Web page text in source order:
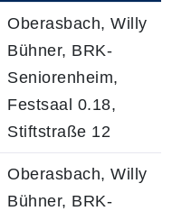
Oberasbach, Willy
Bühner, BRK-
Seniorenheim,
Festsaal 0.18,
Stiftstraße 12
Oberasbach, Willy
Bühner, BRK-